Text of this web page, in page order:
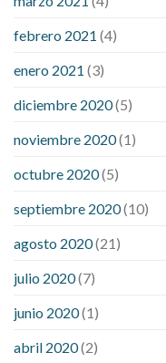
febrero 2021 (4)
enero 2021 (3)
diciembre 2020(5)
noviembre 2020(1)
octubre 2020(5)
septiembre 2020(10)
agosto 2020(21)
julio 2020(7)
junio 2020(1)
abril 2020(2)